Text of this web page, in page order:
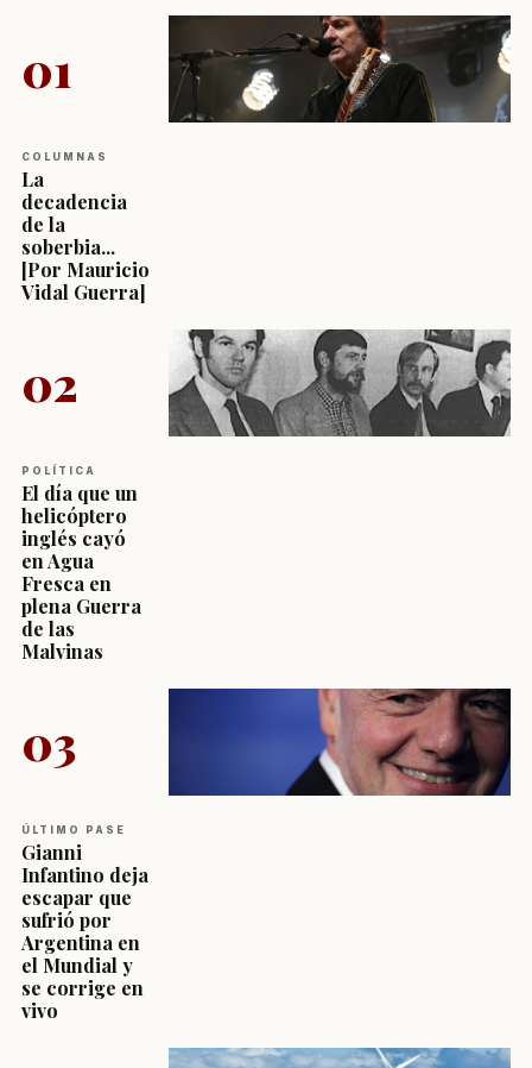
01
COLUMNAS
La
decadencia
de la
soberbia...
[Por Mauricio
Vidal Guerra]
02
POLÍTICA
El día que un
helicóptero
inglés cayó
en Agua
Fresca en
plena Guerra
de las
Malvinas
03
ÚLTIMO PASE
Gianni
Infantino deja
escapar que
sufrió por
Argentina en
el Mundial y
se corrige en
vivo